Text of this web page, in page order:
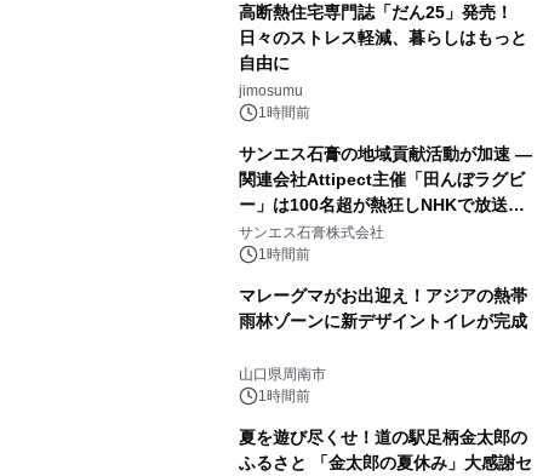
高断熱住宅専門誌「だん25」発売！
日々のストレス軽減、暮らしはもっと
自由に
jimosumu
1時間前
サンエス石膏の地域貢献活動が加速 ―
関連会社Attipect主催「田んぼラグビ
ー」は100名超が熱狂しNHKで放送さ
れました。
サンエス石膏株式会社
1時間前
マレーグマがお出迎え！アジアの熱帯
雨林ゾーンに新デザイントイレが完成
山口県周南市
1時間前
夏を遊び尽くせ！道の駅足柄金太郎の
ふるさと 「金太郎の夏休み」大感謝セ